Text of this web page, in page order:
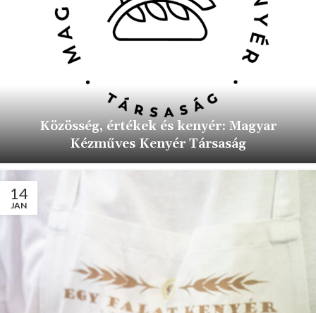
Közösség, értékek és kenyér: Magyar
Kézműves Kenyér Társaság
14
JAN